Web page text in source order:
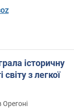
історичну
з легкої
Орегоні